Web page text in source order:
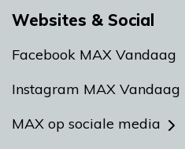
Websites & Social
Facebook MAX Vandaag
Instagram MAX Vandaag
MAX op sociale media